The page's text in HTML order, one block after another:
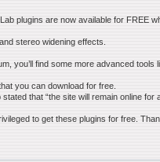
plugins are now available for FREE
stereo widening effects.
you’ll find some more advanced
you can download for free.
that “the site will remain online
to get these plugins for free.